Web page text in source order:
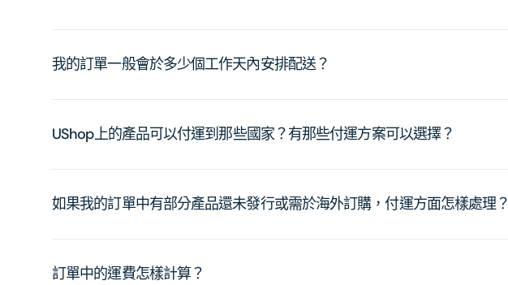
我的訂單一般會於多少個工作天內安排配送？
UShop上的產品可以付運到那些國家？有那些付運方案可以選擇？
如果我的訂單中有部分產品還未發行或需於海外訂購，付運方面怎樣處理？
訂單中的運費怎樣計算？